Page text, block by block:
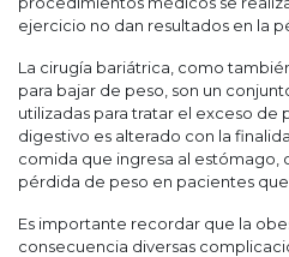
ejercicio no dan resultados en la
La cirugía bariátrica, como
para bajar de peso, son un
utilizadas para tratar el exceso de
digestivo es alterado con la
comida que ingresa al estómago,
pérdida de peso en pacientes
Es importante recordar que la
consecuencia diversas